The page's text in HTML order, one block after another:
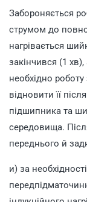
Забороняється
струмом до
нагрівається
закінчився (1
необхідно
відновити її
підшипника та
середовища.
переднього й
и) за